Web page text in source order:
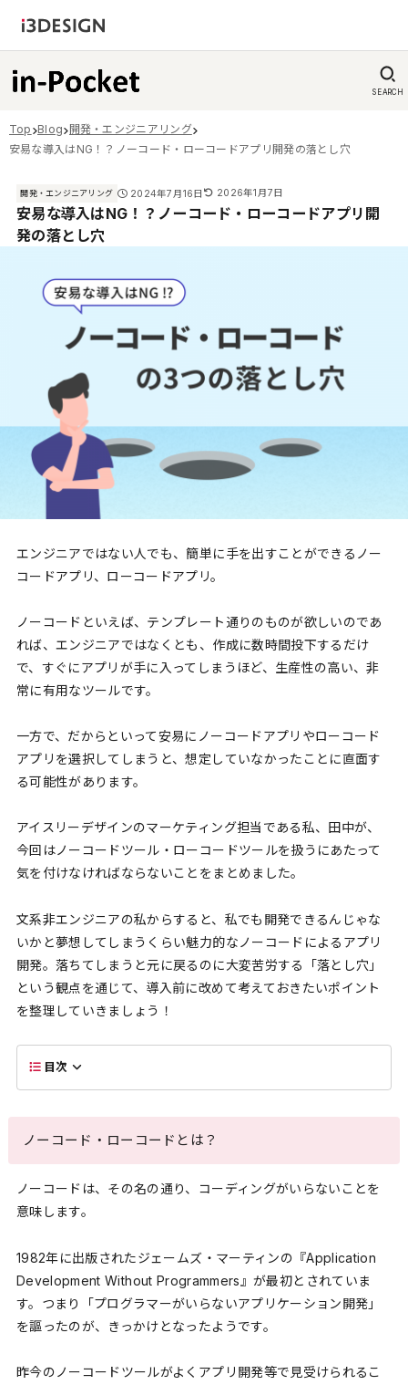
SEARCH
Top Blog
開発・エンジニアリング
安易な導入はNG！？ノーコード・ローコードアプリ開発の落とし穴
開発・エンジニアリング 2024年7月16日 2026年1月7日
安易な導入はNG！？ノーコード・ローコードアプリ開
発の落とし穴
エンジニアではない人でも、簡単に手を出すことができるノー
コードアプリ、ローコードアプリ。
ノーコードといえば、テンプレート通りのものが欲しいのであ
れば、エンジニアではなくとも、作成に数時間投下するだけ
で、すぐにアプリが手に入ってしまうほど、生産性の高い、非
常に有用なツールです。
一方で、だからといって安易にノーコードアプリやローコード
アプリを選択してしまうと、想定していなかったことに直面す
る可能性があります。
アイスリーデザインのマーケティング担当である私、田中が、
今回はノーコードツール・ローコードツールを扱うにあたって
気を付けなければならないことをまとめました。
文系非エンジニアの私からすると、私でも開発できるんじゃな
いかと夢想してしまうくらい魅力的なノーコードによるアプリ
開発。落ちてしまうと元に戻るのに大変苦労する「落とし穴」
という観点を通じて、導入前に改めて考えておきたいポイント
を整理していきましょう！
目次
ノーコード・ローコードとは？
ノーコードは、その名の通り、コーディングがいらないことを
意味します。
1982年に出版されたジェームズ・マーティンの『Application
Development Without Programmers』が最初とされていま
す。つまり「プログラマーがいらないアプリケーション開発」
を謳ったのが、きっかけとなったようです。
昨今のノーコードツールがよくアプリ開発等で見受けられるこ